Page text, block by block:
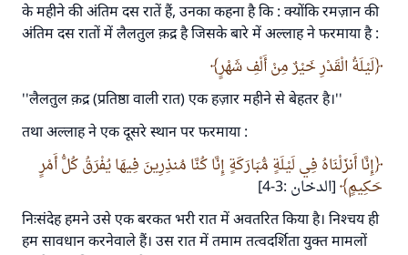
के महीने की अंतिम दस रातें हैं, उनका कहना है कि : क्योंकि रमज़ान की
अंतिम दस रातों में लैलतुल क़द्र है जिसके बारे में अल्लाह ने फरमाया है :
لَيْلَةُ الْقَدْرِ خَيْرٌ مِنْ أَلْفِ شَهْرٍ
''लैलतुल क़द्र (प्रतिष्ठा वाली रात) एक हज़ार महीने से बेहतर है।''
तथा अल्लाह ने एक दूसरे स्थान पर फरमाया :
‏‏إِنَّا أَنزَلْنَاهُ فِي لَيْلَةٍ مُّبَارَكَةٍ إِنَّا كُنَّا مُنذِرِينَ فِيهَا يُفْرَقُ كُلُّ أَمْرٍ
حَكِيمٍ
‏‏ ‏[الدخان :3-4]
निःसंदेह हमने उसे एक बरकत भरी रात में अवतरित किया है। निश्चय ही
हम सावधान करनेवाले हैं। उस रात में तमाम तत्वदर्शिता युक्त मामलों